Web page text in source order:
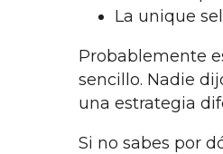
La unique
Probablemente
sencillo. Nadie
una estrategia
Si no sabes por